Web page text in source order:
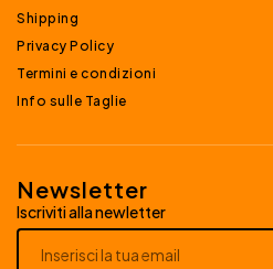
Shipping
Privacy Policy
Termini e condizioni
Info sulle Taglie
Newsletter
Iscriviti alla newletter